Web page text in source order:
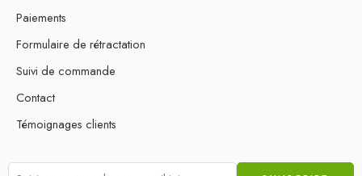
Paiements
Formulaire de rétractation
Suivi de commande
Contact
Témoignages clients